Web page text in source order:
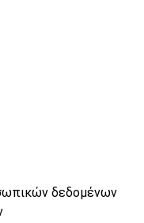
δεδομένων